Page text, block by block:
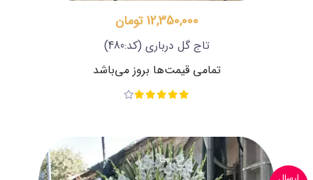
12,350,000 تومان
تاج گل درباری (کد:480)
تمامی قیمت‌ها بروز می‌باشد